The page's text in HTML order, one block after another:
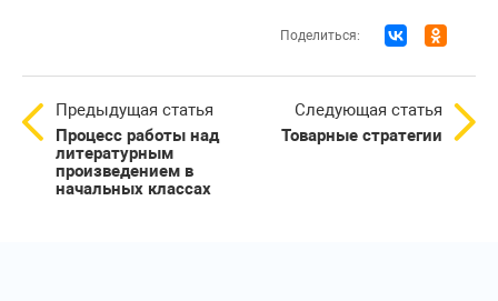
Поделиться:
Предыдущая статья
Процесс работы над
литературным
произведением в
начальных классах
Следующая статья
Товарные стратегии